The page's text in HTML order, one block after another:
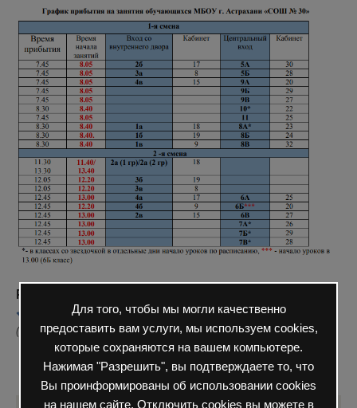
Для того, чтобы мы могли качественно
предоставить вам услуги, мы используем cookies,
которые сохраняются на вашем компьютере.
Нажимая "Разрешить", вы подтверждаете то, что
Вы проинформированы об использовании cookies
на нашем сайте. Отключить cookies вы можете в
Рейтинг
( оценка, среднее5 из5)
167 просмотров
График прибытия на
занятия